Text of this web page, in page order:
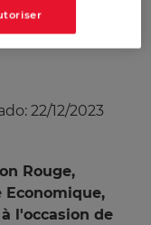
22/12/2023
Rouge,
Economique,
l'occasion de